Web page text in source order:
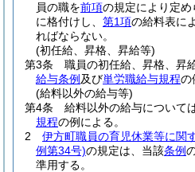
員の職を前項の規定により定
に格付けし、 第1項の給料表に
ればならない。
(初任給、昇格、昇給等)
第3条
職員の初任給、昇格、昇
給与条例 及び単労職給与規程の
(給料以外の給与等)
第4条
給料以外の給与については
規程の例による。
2
伊方町職員の育児休業等に関
例第34号)の規定は、当該条例
準用する。